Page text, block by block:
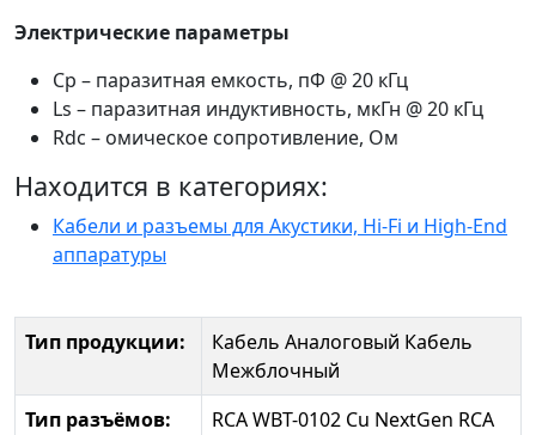
Электрические параметры
Сp – паразитная емкость, пФ @ 20 кГц
Ls – паразитная индуктивность, мкГн @ 20 кГц
Rdc – омическое сопротивление, Ом
Находится в категориях:
Кабели и разъемы для Акустики, Hi-Fi и High-End
аппаратуры
Тип продукции: Кабель Аналоговый Кабель
Межблочный
Тип разъёмов:
RCA WBT-0102 Cu NextGen RCA